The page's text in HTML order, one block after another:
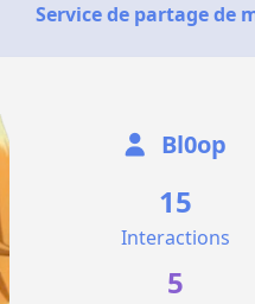
Service de partage de
Bl0op
15
Interactions
5